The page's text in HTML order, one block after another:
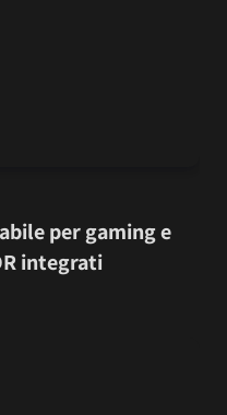
per gaming e
integrati